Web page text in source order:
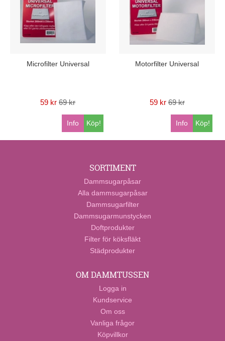
Microfilter Universal
59 kr 69 kr
Köp!
Info
Motorfilter Universal
59 kr 69 kr
Köp!
Info
SORTIMENT
Dammsugarpåsar
Alla dammsugarpåsar
Dammsugarfilter
Dammsugarmunstycken
Doftprodukter
Filter för köksfläkt
Städprodukter
OM DAMMTUSSEN
Logga in
Kundservice
Om oss
Vanliga frågor
Köpvillkor